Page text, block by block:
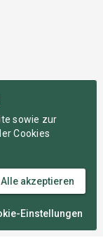
sowie zur
Cookies
Einstellungen
Alle akzeptieren